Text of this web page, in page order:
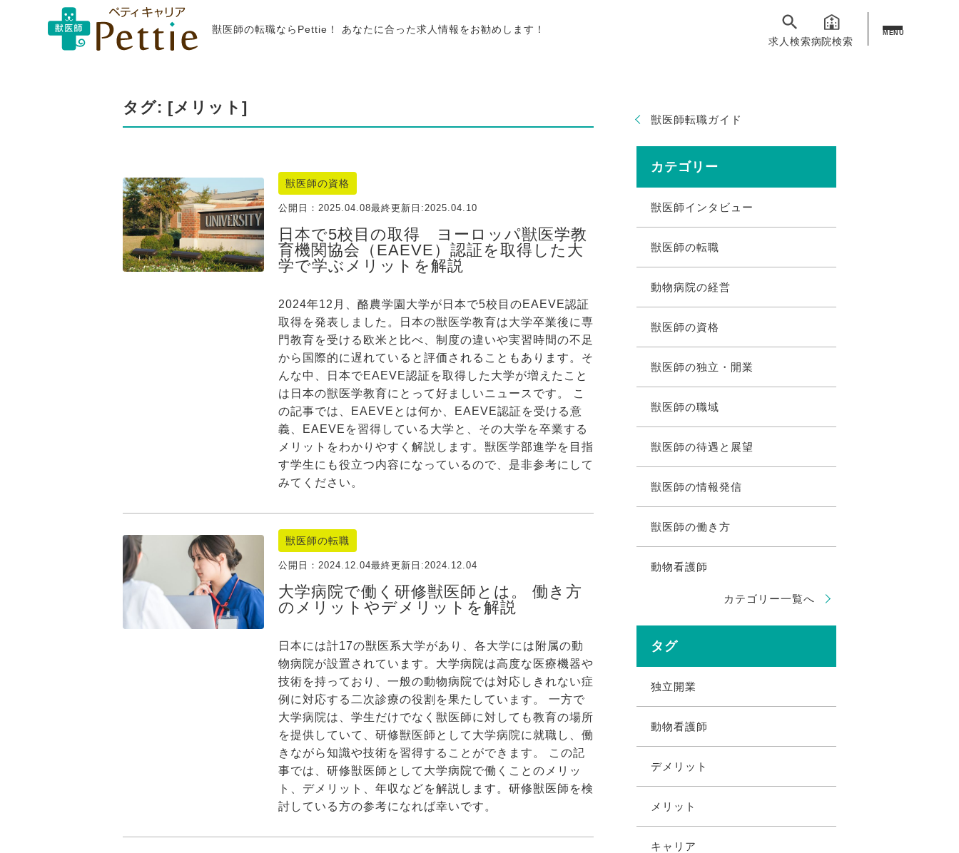
獣医師の転職ならPettie！ あなたに合った求人情報をお勧めします！
求人検索病院検索
MENU
タグ: [メリット]
獣医師の資格
公開日： 2025.04.08最終更新日:2025.04.10
日本で5校目の取得 ヨーロッパ獣医学教
育機関協会（EAEVE）認証を取得した大
学で学ぶメリットを解説
2024年12月、酪農学園大学が日本で5校目のEAEVE認証
取得を発表しました。日本の獣医学教育は大学卒業後に専
門教育を受ける欧米と比べ、制度の違いや実習時間の不足
から国際的に遅れていると評価されることもあります。そ
んな中、日本でEAEVE認証を取得した大学が増えたこと
は日本の獣医学教育にとって好ましいニュースです。 こ
の記事では、EAEVEとは何か、EAEVE認証を受ける意
義、EAEVEを習得している大学と、その大学を卒業する
メリットをわかりやすく解説します。獣医学部進学を目指
す学生にも役立つ内容になっているので、是非参考にして
みてください。
獣医師の転職
公開日： 2024.12.04最終更新日:2024.12.04
大学病院で働く研修獣医師とは。 働き方
のメリットやデメリットを解説
日本には計17の獣医系大学があり、各大学には附属の動
物病院が設置されています。大学病院は高度な医療機器や
技術を持っており、一般の動物病院では対応しきれない症
例に対応する二次診療の役割を果たしています。 一方で
大学病院は、学生だけでなく獣医師に対しても教育の場所
を提供していて、研修獣医師として大学病院に就職し、働
きながら知識や技術を習得することができます。 この記
事では、研修獣医師として大学病院で働くことのメリッ
ト、デメリット、年収などを解説します。研修獣医師を検
討している方の参考になれば幸いです。
獣医師転職ガイド
カテゴリー
獣医師インタビュー
獣医師の転職
動物病院の経営
獣医師の資格
獣医師の独立・開業
獣医師の職域
獣医師の待遇と展望
獣医師の情報発信
獣医師の働き方
動物看護師
カテゴリー一覧へ
タグ
独立開業
動物看護師
デメリット
メリット
キャリア